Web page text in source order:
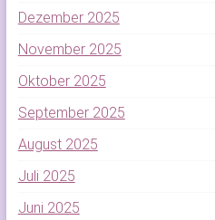
Dezember 2025
November 2025
Oktober 2025
September 2025
August 2025
Juli 2025
Juni 2025